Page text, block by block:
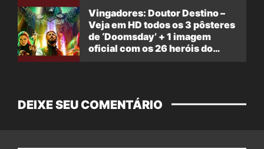
Vingadores: Doutor Destino –
Veja em HD todos os 3 pôsteres
de ‘Doomsday’ + 1 imagem
oficial com os 26 heróis do
DEIXE SEU COMENTÁRIO